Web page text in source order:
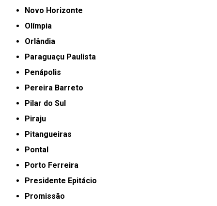
Novo Horizonte
Olímpia
Orlândia
Paraguaçu Paulista
Penápolis
Pereira Barreto
Pilar do Sul
Piraju
Pitangueiras
Pontal
Porto Ferreira
Presidente Epitácio
Promissão